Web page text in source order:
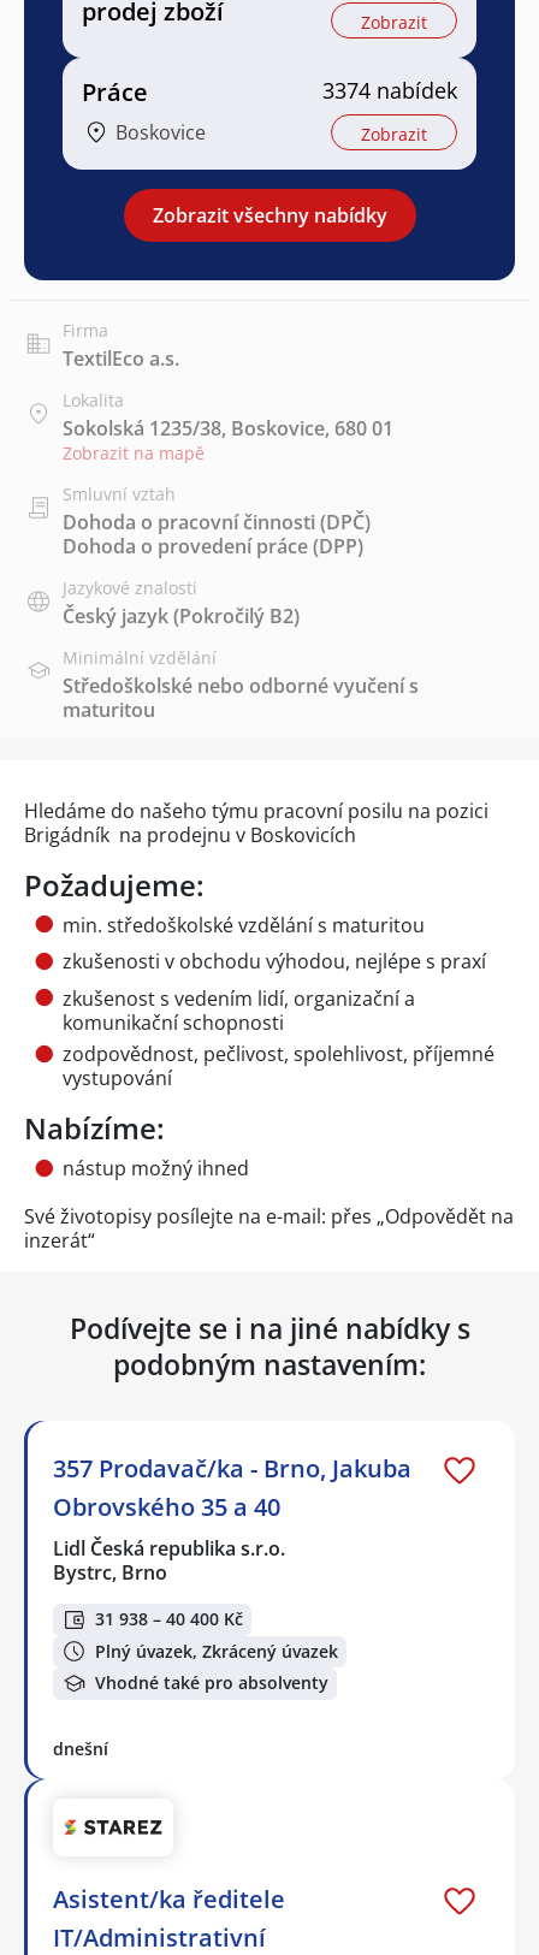
prodej zboží
Zobrazit
Práce
Boskovice
3374 nabídek
Zobrazit
Zobrazit všechny nabídky
Firma
TextilEco a.s.
Lokalita
Sokolská 1235/38, Boskovice, 680 01
Zobrazit na mapě
Smluvní vztah
Dohoda o pracovní činnosti (DPČ)
Dohoda o provedení práce (DPP)
Jazykové znalosti
Český jazyk(Pokročilý B2)
Minimální vzdělání
Středoškolské nebo odborné vyučení s
maturitou
Hledáme do našeho týmu pracovní posilu na pozici
Brigádník na prodejnu v Boskovicích
Požadujeme:
min. středoškolské vzdělání s maturitou
zkušenosti v obchodu výhodou, nejlépe s praxí
zkušenost s vedením lidí, organizační a
komunikační schopnosti
zodpovědnost, pečlivost, spolehlivost, příjemné
vystupování
Nabízíme:
nástup možný ihned
Své životopisy posílejte na e-mail: přes „Odpovědět na
inzerát“
Podívejte se i na jiné nabídky s
podobným nastavením:
357 Prodavač/ka - Brno, Jakuba
Obrovského 35 a 40
Lidl Česká republika s.r.o.
Bystrc, Brno
31 938 – 40 400 Kč
Plný úvazek, Zkrácený úvazek
Vhodné také pro absolventy
dnešní
Asistent/ka ředitele
IT/Administrativní